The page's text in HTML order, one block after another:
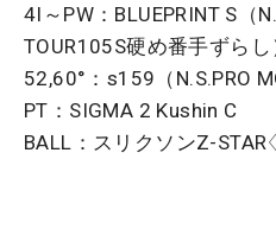
4I～PW：BLUEPRINT S（
TOUR105S硬め番手ずらし
52,60°：s159（N.S.PRO
PT：SIGMA 2 Kushin C
BALL：スリクソンZ-